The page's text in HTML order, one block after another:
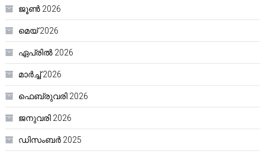
ജൂൺ 2026
മെയ്‌ 2026
ഏപ്രിൽ 2026
മാർച്ച്‌ 2026
ഫെബ്രുവരി 2026
ജനുവരി 2026
ഡിസംബർ 2025